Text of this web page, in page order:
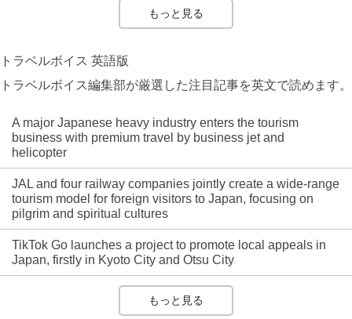
もっと見る
トラベルボイス 英語版
トラベルボイス編集部が厳選した注目記事を英文で読めます。
A major Japanese heavy industry enters the tourism
business with premium travel by business jet and
helicopter
JAL and four railway companies jointly create a wide-range
tourism model for foreign visitors to Japan, focusing on
pilgrim and spiritual cultures
TikTok Go launches a project to promote local appeals in
Japan, firstly in Kyoto City and Otsu City
もっと見る